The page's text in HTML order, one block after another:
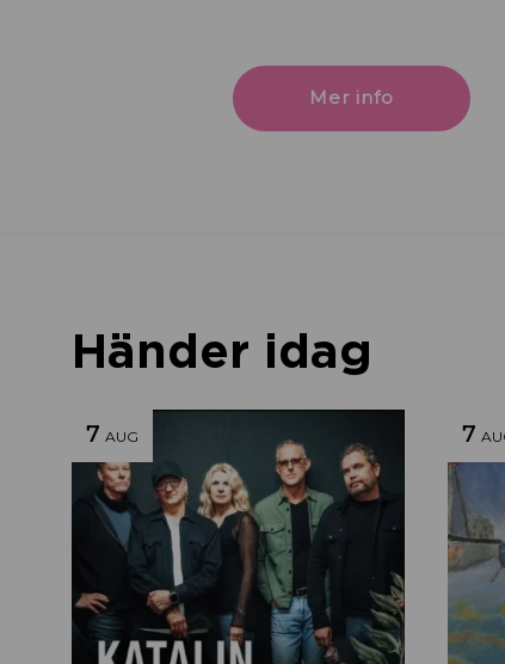
Mer info
Händer idag
7 AUG 7